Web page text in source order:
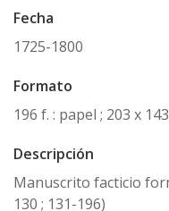
Fecha
1725-1800
Formato
196 f. : papel ; 203 x
Descripción
Manuscrito facticio
130 ; 131-196)